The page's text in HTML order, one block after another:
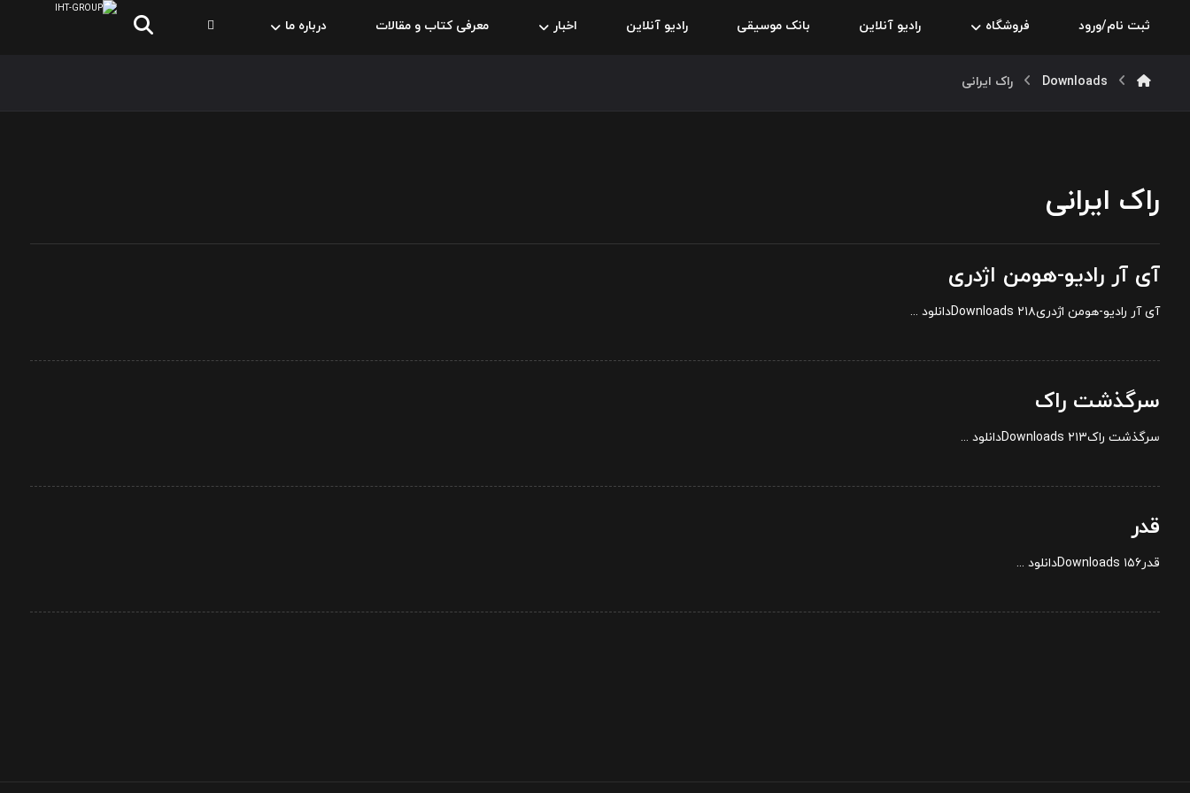
ثبت نام/ورود فروشگاه رادیو آنلاین بانک موسیقی رادیو آنلاین اخبار معرفی کتاب و مقالات درباره ما
Downloads راک ایرانی
راک ایرانی
آی آر رادیو-هومن اژدری
آی آر رادیو-هومن اژدری۲۱۸ Downloadsدانلود ...
سرگذشت راک
سرگذشت راک۲۱۳ Downloadsدانلود ...
قدر
قدر۱۵۶ Downloadsدانلود ...